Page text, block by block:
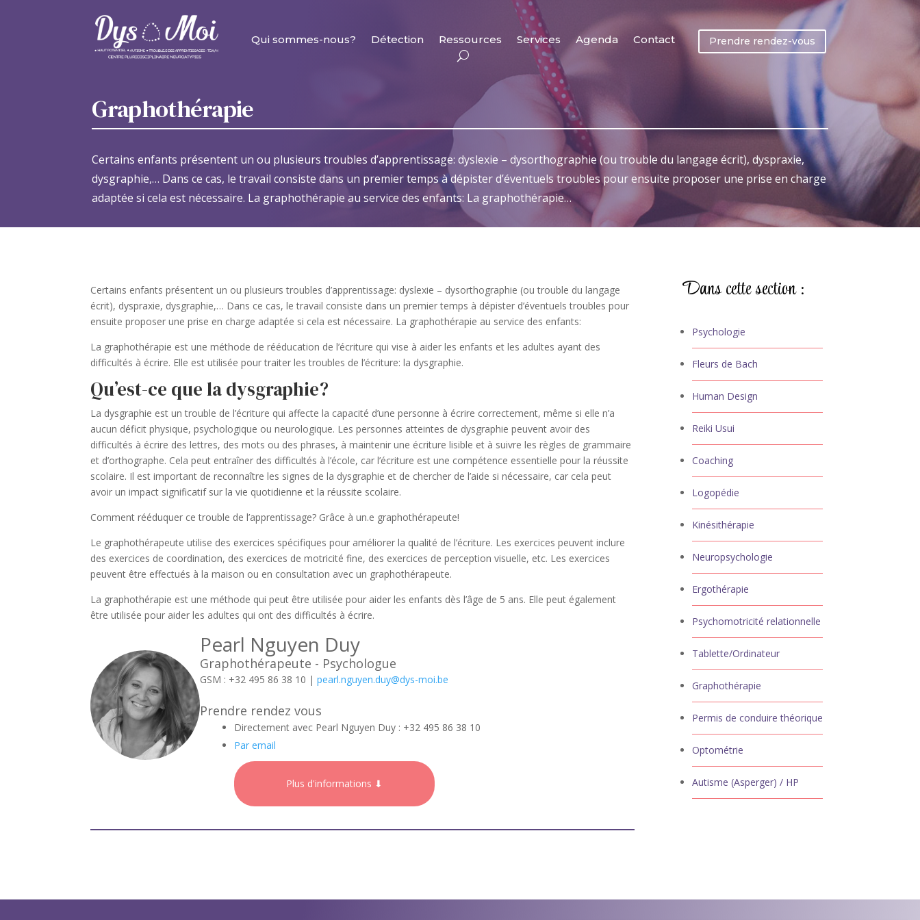
Qui sommes-nous? Détection Ressources Services Agenda Contact Prendre rendez-vous
Graphothérapie
Certains enfants présentent un ou plusieurs troubles d’apprentissage: dyslexie – dysorthographie (ou trouble du langage écrit), dyspraxie,
dysgraphie,… Dans ce cas, le travail consiste dans un premier temps à dépister d’éventuels troubles pour ensuite proposer une prise en charge
adaptée si cela est nécessaire. La graphothérapie au service des enfants: La graphothérapie…
Certains enfants présentent un ou plusieurs troubles d’apprentissage: dyslexie – dysorthographie (ou trouble du langage
écrit), dyspraxie, dysgraphie,… Dans ce cas, le travail consiste dans un premier temps à dépister d’éventuels troubles pour
ensuite proposer une prise en charge adaptée si cela est nécessaire. La graphothérapie au service des enfants:
La graphothérapie est une méthode de rééducation de l’écriture qui vise à aider les enfants et les adultes ayant des
difficultés à écrire. Elle est utilisée pour traiter les troubles de l’écriture: la dysgraphie.
Qu’est-ce que la dysgraphie?
La dysgraphie est un trouble de l’écriture qui affecte la capacité d’une personne à écrire correctement, même si elle n’a
aucun déficit physique, psychologique ou neurologique. Les personnes atteintes de dysgraphie peuvent avoir des
difficultés à écrire des lettres, des mots ou des phrases, à maintenir une écriture lisible et à suivre les règles de grammaire
et d’orthographe. Cela peut entraîner des difficultés à l’école, car l’écriture est une compétence essentielle pour la réussite
scolaire. Il est important de reconnaître les signes de la dysgraphie et de chercher de l’aide si nécessaire, car cela peut
avoir un impact significatif sur la vie quotidienne et la réussite scolaire.
Comment rééduquer ce trouble de l’apprentissage? Grâce à un.e graphothérapeute!
Le graphothérapeute utilise des exercices spécifiques pour améliorer la qualité de l’écriture. Les exercices peuvent inclure
des exercices de coordination, des exercices de motricité fine, des exercices de perception visuelle, etc. Les exercices
peuvent être effectués à la maison ou en consultation avec un graphothérapeute.
La graphothérapie est une méthode qui peut être utilisée pour aider les enfants dès l’âge de 5 ans. Elle peut également
être utilisée pour aider les adultes qui ont des difficultés à écrire.
Pearl Nguyen Duy
Graphothérapeute - Psychologue
GSM : +32 495 86 38 10 | pearl.nguyen.duy@dys-moi.be
Prendre rendez vous
Directement avec Pearl Nguyen Duy : +32 495 86 38 10
Par email
Plus d'informations ⬇
Accompagnement thérapeutique individuel (TCC, Hypnose, RITMO...)
rencontre avec la personne dans sa globalité. J'accorde une grande importance à
Dans cette section :
Psychologie
Fleurs de Bach
Human Design
Reiki Usui
Coaching
Logopédie
Kinésithérapie
Neuropsychologie
Ergothérapie
Psychomotricité relationnelle
Tablette/Ordinateur
Graphothérapie
Permis de conduire théorique
Optométrie
Autisme (Asperger) / HP